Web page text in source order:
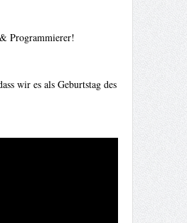
Programmierer!
wir es als Geburtstag des